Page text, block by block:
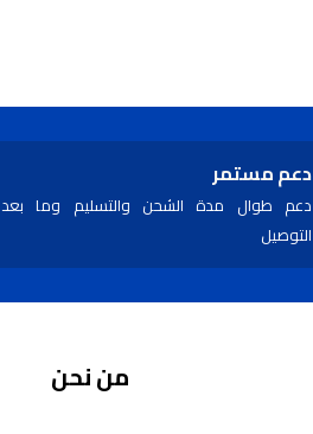
دعم مستمر
دعم طوال مدة الشحن والتسليم وما بعد
التوصيل
من نحن